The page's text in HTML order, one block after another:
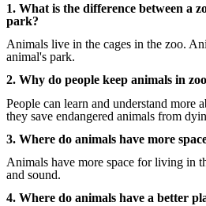
1. What is the difference between a
park?
Animals live in the cages in the zoo.
animal's park.
2. Why do people keep animals in
People can learn and understand more
they save endangered animals from
3. Where do animals have more
Animals have more space for living in
and sound.
4. Where do animals have a better